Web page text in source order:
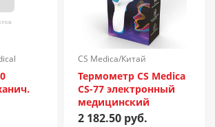
CS Medica/Китай
Термометр CS Medica
CS-77 электронный
медицинский
инфракрасный
2 182.50 руб.